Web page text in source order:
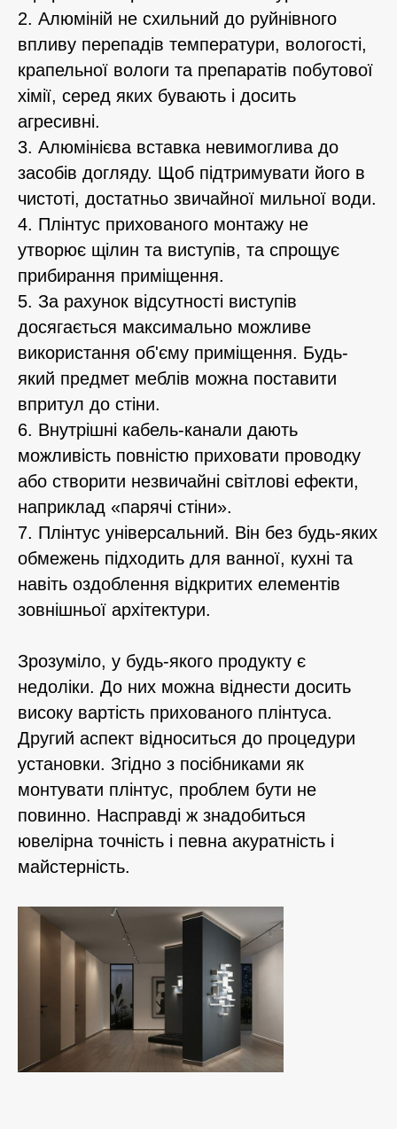
2. Алюміній не схильний до руйнівного
впливу перепадів температури, вологості,
крапельної вологи та препаратів побутової
хімії, серед яких бувають і досить
агресивні.
3. Алюмінієва вставка невимоглива до
засобів догляду. Щоб підтримувати його в
чистоті, достатньо звичайної мильної води.
4. Плінтус прихованого монтажу не
утворює щілин та виступів, та спрощує
прибирання приміщення.
5. За рахунок відсутності виступів
досягається максимально можливе
використання об'єму приміщення. Будь-
який предмет меблів можна поставити
впритул до стіни.
6. Внутрішні кабель-канали дають
можливість повністю приховати проводку
або створити незвичайні світлові ефекти,
наприклад «парячі стіни».
7. Плінтус універсальний. Він без будь-яких
обмежень підходить для ванної, кухні та
навіть оздоблення відкритих елементів
зовнішньої архітектури.
Зрозуміло, у будь-якого продукту є
недоліки. До них можна віднести досить
високу вартість прихованого плінтуса.
Другий аспект відноситься до процедури
установки. Згідно з посібниками як
монтувати плінтус, проблем бути не
повинно. Насправді ж знадобиться
ювелірна точність і певна акуратність і
майстерність.